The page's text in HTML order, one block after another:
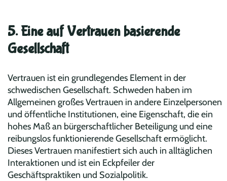
5. Eine auf Vertrauen basierende
Gesellschaft
Vertrauen ist ein grundlegendes Element in der
schwedischen Gesellschaft. Schweden haben im
Allgemeinen großes Vertrauen in andere Einzelpersonen
und öffentliche Institutionen, eine Eigenschaft, die ein
hohes Maß an bürgerschaftlicher Beteiligung und eine
reibungslos funktionierende Gesellschaft ermöglicht.
Dieses Vertrauen manifestiert sich auch in alltäglichen
Interaktionen und ist ein Eckpfeiler der
Geschäftspraktiken und Sozialpolitik.